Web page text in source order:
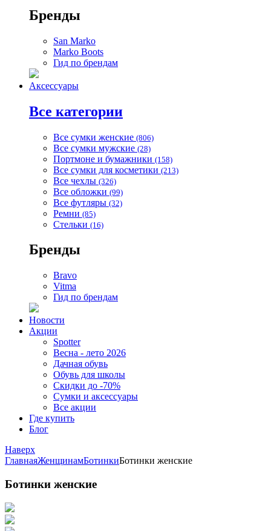
Бренды
San Marko
Marko Boots
Гид по брендам
Аксессуары
Все категории
Все сумки женские (806)
Все сумки мужские (28)
Портмоне и бумажники (158)
Все сумки для косметики (213)
Все чехлы (326)
Все обложки (99)
Все футляры (32)
Ремни (85)
Стельки (16)
Бренды
Bravo
Vitma
Гид по брендам
Новости
Акции
Spotter
Весна - лето 2026
Дачная обувь
Обувь для школы
Скидки до -70%
Сумки и аксессуары
Все акции
Где купить
Блог
Наверх
ГлавнаяЖенщинамБотинкиБотинки женские
Ботинки женские